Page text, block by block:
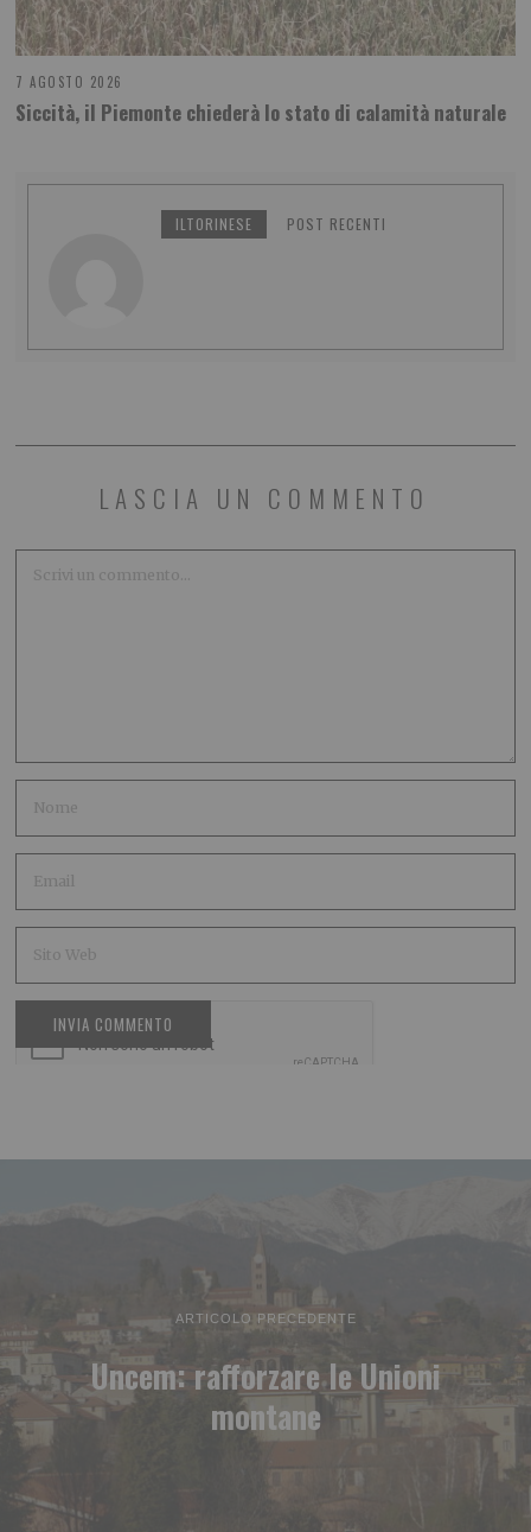
7 AGOSTO 2026
Siccità, il Piemonte chiederà lo stato di calamità naturale
ILTORINESE POST RECENTI
LASCIA UN COMMENTO
ARTICOLO PRECEDENTE
Uncem: rafforzare le Unioni
montane